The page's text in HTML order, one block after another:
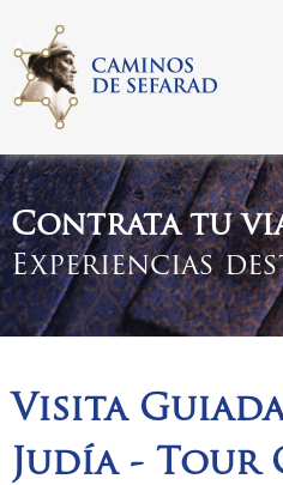
o
c
o
n
t
e
n
Contrata tu
Experiencias
Visita
Judía - Tour